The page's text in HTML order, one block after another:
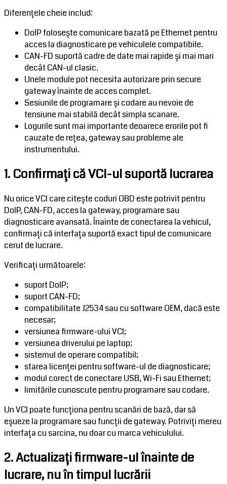
Diferențele cheie includ:
DoIP folosește comunicare bazată pe Ethernet pentru
acces la diagnosticare pe vehiculele compatibile.
CAN-FD suportă cadre de date mai rapide și mai mari
decât CAN-ul clasic.
Unele module pot necesita autorizare prin secure
gateway înainte de acces complet.
Sesiunile de programare și codare au nevoie de
tensiune mai stabilă decât simpla scanare.
Logurile sunt mai importante deoarece erorile pot fi
cauzate de rețea, gateway sau probleme ale
instrumentului.
1. Confirmați că VCI-ul suportă lucrarea
Nu orice VCI care citește coduri OBD este potrivit pentru
DoIP, CAN-FD, acces la gateway, programare sau
diagnosticare avansată. Înainte de conectarea la vehicul,
confirmați că interfața suportă exact tipul de comunicare
cerut de lucrare.
Verificați următoarele:
suport DoIP;
suport CAN-FD;
compatibilitate J2534 sau cu software OEM, dacă este
necesar;
versiunea firmware-ului VCI;
versiunea driverului pe laptop;
sistemul de operare compatibil;
starea licenței pentru software-ul de diagnosticare;
modul corect de conectare USB, Wi-Fi sau Ethernet;
limitările cunoscute pentru programare sau codare.
Un VCI poate funcționa pentru scanări de bază, dar să
eșueze la programare sau funcții de gateway. Potriviți mereu
interfața cu sarcina, nu doar cu marca vehiculului.
2. Actualizați firmware-ul înainte de
lucrare, nu în timpul lucrării